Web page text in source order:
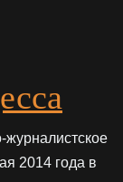
журналистское
2014 года в